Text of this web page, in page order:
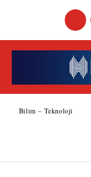
Bilim – Teknoloji